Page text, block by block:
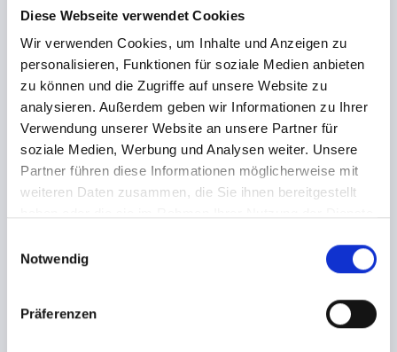
Diese Webseite verwendet Cookies
Wir verwenden Cookies, um Inhalte und Anzeigen zu
personalisieren, Funktionen für soziale Medien anbieten
zu können und die Zugriffe auf unsere Website zu
analysieren. Außerdem geben wir Informationen zu Ihrer
Verwendung unserer Website an unsere Partner für
soziale Medien, Werbung und Analysen weiter. Unsere
Partner führen diese Informationen möglicherweise mit
weiteren Daten zusammen, die Sie ihnen bereitgestellt
Notwendig
Präferenzen
abhandenkommen, so ist tixlr nicht zum Ersatz der
Tickets verpflichtet.
tixlr ist berechtigt, eine Bestellung des Ticketkäufers
zu stornieren (einseitiges Rücktrittsrecht) sofern eine
Zahlung von Ticketkäufer fehlschlägt oder bei
Vorkasse eine Zahlungsfrist nicht eingehalten wird.
Auch bei überschreiten vorhandener Kontingente
aufgrund technischer Probleme von tixlr behält sich
tixlr das Recht einer Stornierung vor. Durch die
Für die vermittelten Eintrittskarten besteht kein
Widerrufsrecht! Eine Rücknahme oder der Umtausch